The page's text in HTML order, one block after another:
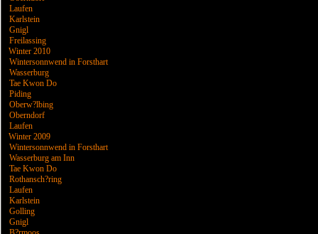
Laufen
Karlstein
Gnigl
Freilassing
Winter 2010
Wintersonnwend in Forsthart
Wasserburg
Tae Kwon Do
Piding
Oberw?lbing
Oberndorf
Laufen
Winter 2009
Wintersonnwend in Forsthart
Wasserburg am Inn
Tae Kwon Do
Rothansch?ring
Laufen
Karlstein
Golling
Gnigl